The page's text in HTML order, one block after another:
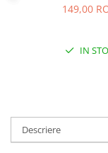
149,00
IN
Descriere